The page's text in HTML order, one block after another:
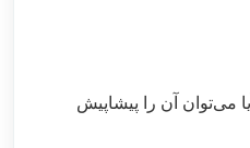
می‌توان آن را پیشاپیش